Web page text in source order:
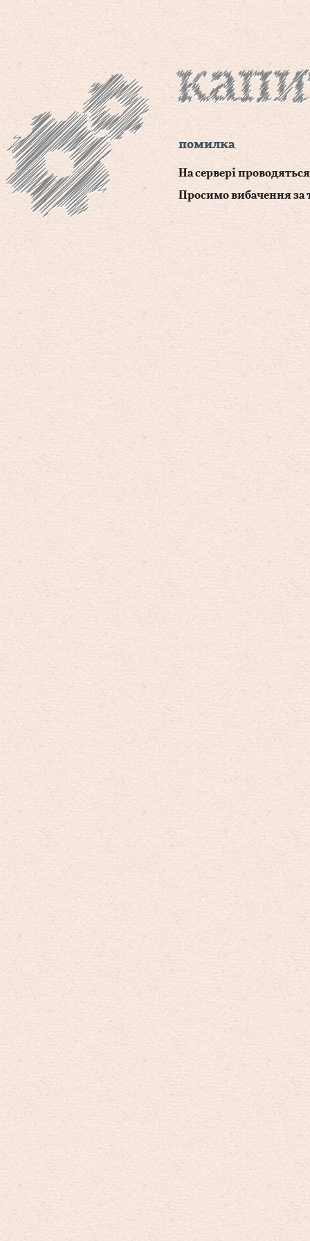
помилка
На сервері
Просимо вибачення за